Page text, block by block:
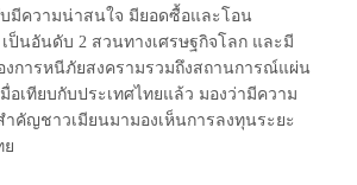
มีความน่าสนใจ มียอดซื้อและโอน
ป็นอันดับ 2 สวนทางเศรษฐกิจโลก และมี
งการหนีภัยสงครามรวมถึงสถานการณ์แผ่น
อเทียบกับประเทศไทยแล้ว มองว่ามีความ
คัญชาวเมียนมามองเห็นการลงทุนระยะ
ย